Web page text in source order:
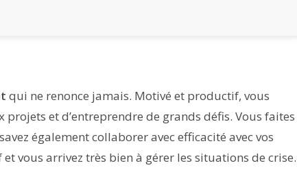
qui ne renonce jamais. Motivé et productif, vous
projets et d’entreprendre de grands défis. Vous faites
également collaborer avec efficacité avec vos
vous arrivez très bien à gérer les situations de crise.